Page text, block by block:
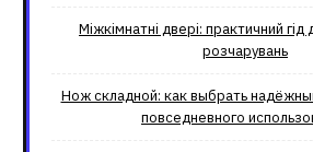
Міжкімнатні двері: практичний
розчарувань
Нож складной: как выбрать
повседневного